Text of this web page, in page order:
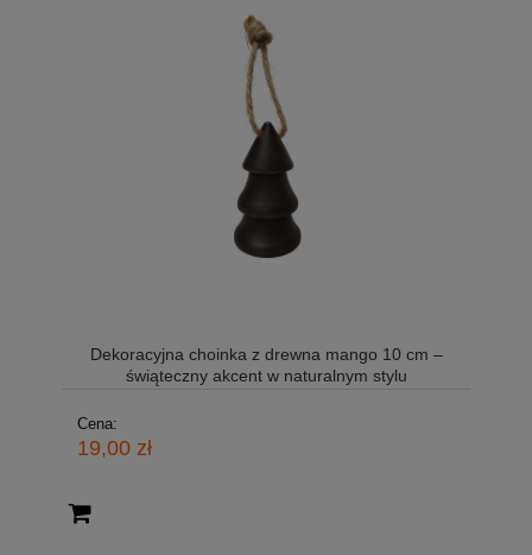
Dekoracyjna choinka z drewna mango 10 cm –
świąteczny akcent w naturalnym stylu
Cena:
19,00 zł